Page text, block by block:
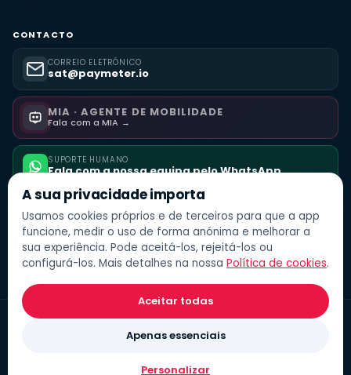
CONTACTO
CORREIO ELETRÓNICO
sat@paymeter.io
MIA · AGENTE DE MOBILIDADE
Fala com a MIA →
SUPORTE HUMANO
Fala com a nossa equipa pelo WhatsApp
© 2026Paymeter· Intelligent mobility payments · Feito com amor
em Andorra & Colômbia
Aviso legalPrivacidade
A sua privacidade importa
Usamos cookies próprios e de terceiros para que a app
funcione, medir o uso de forma anónima e melhorar a
sua experiência. Pode aceitá-los, rejeitá-los ou
configurá-los. Mais detalhes na nossa Política de cookies.
Aceitar todas
Apenas essenciais
Personalizar